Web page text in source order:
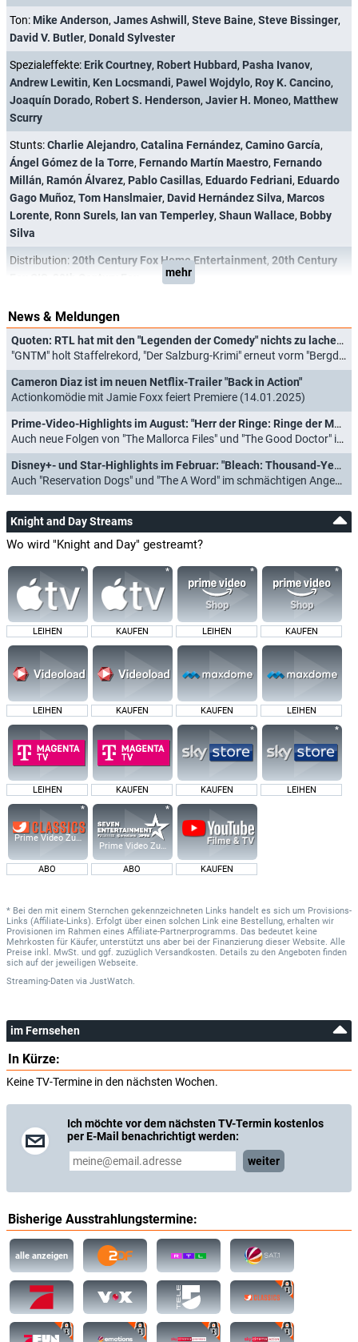
Ton: Mike Anderson, James Ashwill , Steve Baine, Steve Bissinger,
David V. Butler, Donald Sylvester
Spezialeffekte: Erik Courtney, Robert Hubbard , Pasha Ivanov,
Andrew Lewitin, Ken Locsmandi, Pawel Wojdylo, Roy K. Cancino,
Joaquín Dorado, Robert S. Henderson, Javier H. Moneo, Matthew
Scurry
Stunts:Charlie Alejandro, Catalina Fernández, Camino García,
Ángel Gómez de la Torre, Fernando Martín Maestro, Fernando
Millán, Ramón Álvarez, Pablo Casillas, Eduardo Fedriani, Eduardo
Gago Muñoz, Tom Hanslmaier, David Hernández Silva, Marcos
Lorente, Ronn Surels, Ian van Temperley, Shaun Wallace, Bobby
Silva
Distribution:20th Century Fox Home Entertainment, 20th Century
mehr
News & Meldungen
Quoten: RTL hat mit den "Legenden der Comedy" nichts zu lachen, aber Raab steigert sich
"GNTM" holt Staffelrekord, "Der Salzburg-Krimi" erneut vorm "Bergdoktor" (06.03.2026)
Cameron Diaz ist im neuen Netflix-Trailer "Back in Action"
Actionkomödie mit Jamie Foxx feiert Premiere (14.01.2025)
Prime-Video-Highlights im August: "Herr der Ringe: Ringe der Macht", "Perfekt verpasst" und "Arrow"
Auch neue Folgen von "The Mallorca Files" und "The Good Doctor" im Angebot (26.07.2024)
Disney+- und Star-Highlights im Februar: "Bleach: Thousand-Year Blood War" und "Wakanda Forever"
Auch "Reservation Dogs" und "The A Word" im schmächtigen Angebot (19.01.2023)
Knight and Day Streams
Wo wird "Knight and Day" gestreamt?
LEIHEN KAUFEN LEIHEN KAUFEN
LEIHEN KAUFEN KAUFEN LEIHEN
LEIHEN KAUFEN KAUFEN LEIHEN
Prime Video Zusatz-Kanäle
ABO
Prime Video Zusatz-Kanäle
ABO KAUFEN
* Bei den mit einem Sternchen gekennzeichneten Links handelt es sich um Provisions-
Links (Affiliate-Links). Erfolgt über einen solchen Link eine Bestellung, erhalten wir
Provisionen im Rahmen eines Affiliate-Partnerprogramms. Das bedeutet keine
Mehrkosten für Käufer, unterstützt uns aber bei der Finanzierung dieser Website. Alle
Preise inkl. MwSt. und ggf. zuzüglich Versandkosten. Details zu den Angeboten finden
sich auf der jeweiligen Webseite.
Streaming-Daten via JustWatch.
im Fernsehen
In Kürze:
Keine TV-Termine in den nächsten Wochen.
Ich möchte vor dem nächsten TV-Termin kostenlos
per E-Mail benachrichtigt werden:
weiter
Bisherige Ausstrahlungstermine:
alle anzeigen